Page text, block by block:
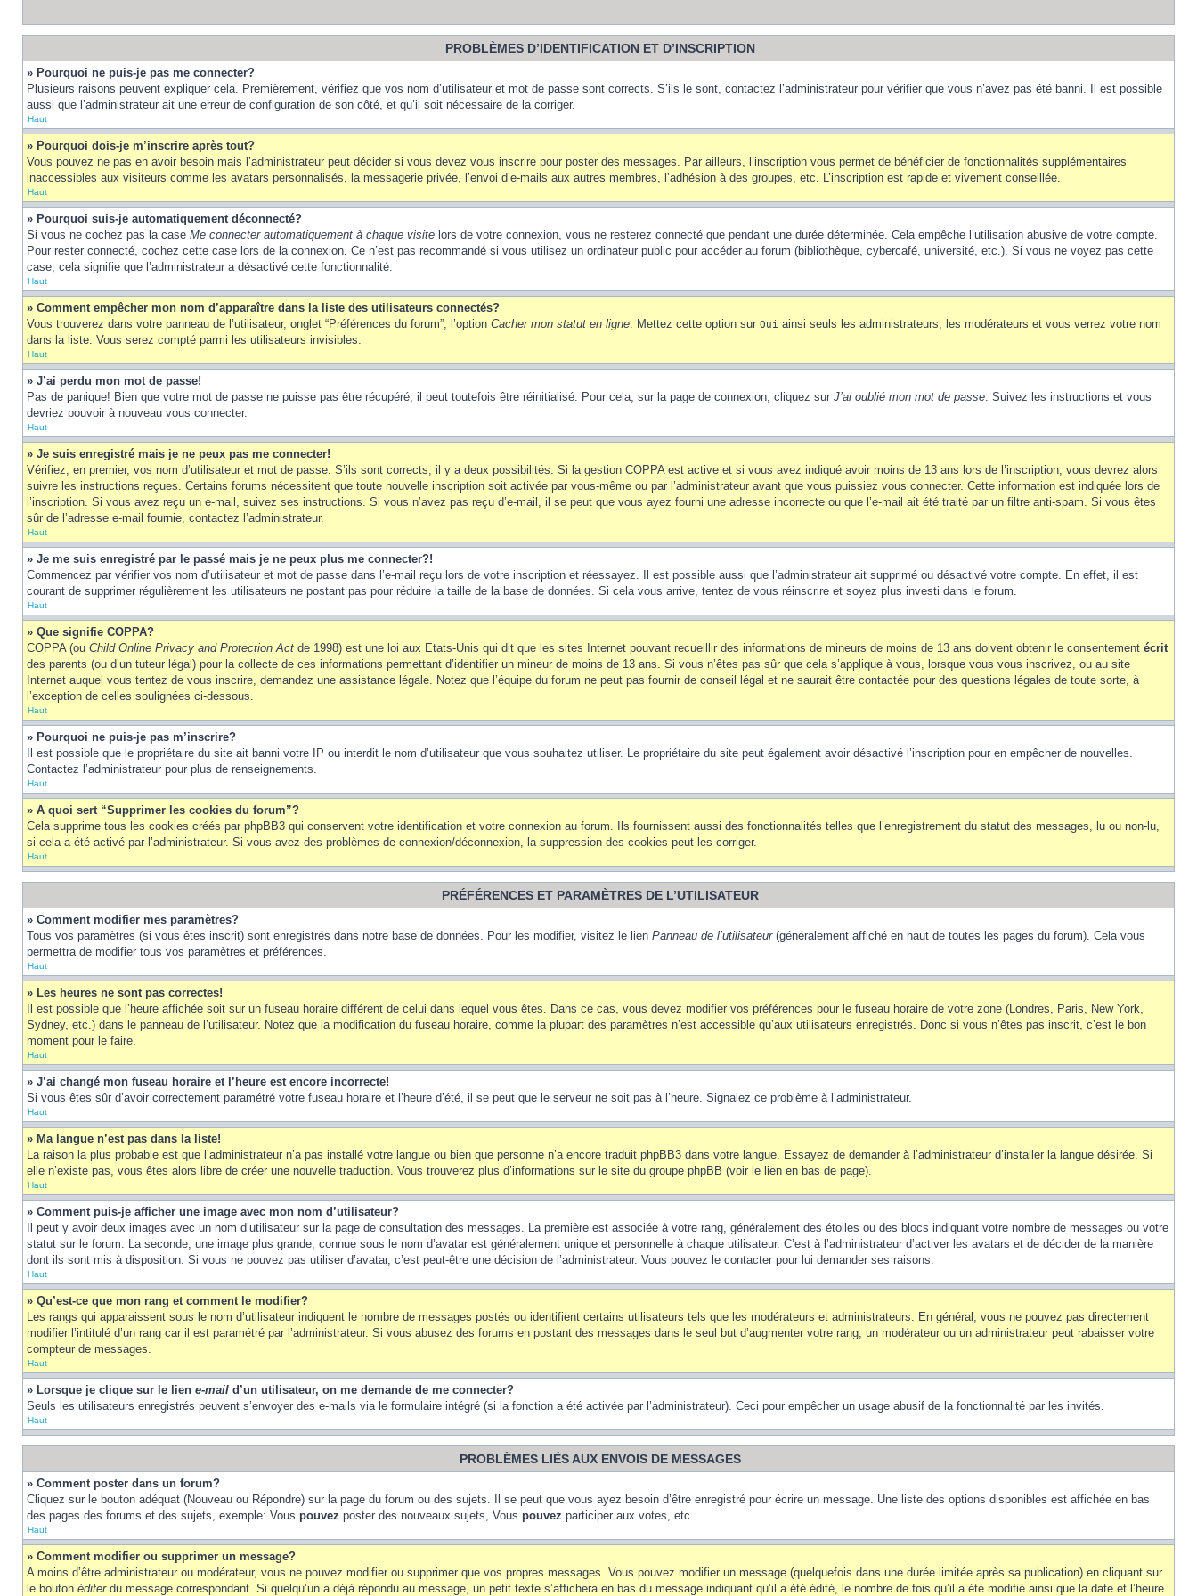
PROBLÈMES D’IDENTIFICATION ET D’INSCRIPTION
» Pourquoi ne puis-je pas me connecter?
Plusieurs raisons peuvent expliquer cela. Premièrement, vérifiez que vos nom d’utilisateur et mot de passe sont corrects. S’ils le sont, contactez l’administrateur pour vérifier que vous n’avez pas été banni. Il est possible
aussi que l’administrateur ait une erreur de configuration de son côté, et qu’il soit nécessaire de la corriger.
Haut
» Pourquoi dois-je m’inscrire après tout?
Vous pouvez ne pas en avoir besoin mais l’administrateur peut décider si vous devez vous inscrire pour poster des messages. Par ailleurs, l’inscription vous permet de bénéficier de fonctionnalités supplémentaires
inaccessibles aux visiteurs comme les avatars personnalisés, la messagerie privée, l’envoi d’e-mails aux autres membres, l’adhésion à des groupes, etc. L’inscription est rapide et vivement conseillée.
Haut
» Pourquoi suis-je automatiquement déconnecté?
Si vous ne cochez pas la case Me connecter automatiquement à chaque visite lors de votre connexion, vous ne resterez connecté que pendant une durée déterminée. Cela empêche l’utilisation abusive de votre compte.
Pour rester connecté, cochez cette case lors de la connexion. Ce n’est pas recommandé si vous utilisez un ordinateur public pour accéder au forum (bibliothèque, cybercafé, université, etc.). Si vous ne voyez pas cette
case, cela signifie que l’administrateur a désactivé cette fonctionnalité.
Haut
» Comment empêcher mon nom d’apparaître dans la liste des utilisateurs connectés?
Vous trouverez dans votre panneau de l’utilisateur, onglet “Préférences du forum”, l’option Cacher mon statut en ligne. Mettez cette option sur Oui ainsi seuls les administrateurs, les modérateurs et vous verrez votre nom
dans la liste. Vous serez compté parmi les utilisateurs invisibles.
Haut
» J’ai perdu mon mot de passe!
Pas de panique! Bien que votre mot de passe ne puisse pas être récupéré, il peut toutefois être réinitialisé. Pour cela, sur la page de connexion, cliquez sur J’ai oublié mon mot de passe. Suivez les instructions et vous
devriez pouvoir à nouveau vous connecter.
Haut
» Je suis enregistré mais je ne peux pas me connecter!
Vérifiez, en premier, vos nom d’utilisateur et mot de passe. S’ils sont corrects, il y a deux possibilités. Si la gestion COPPA est active et si vous avez indiqué avoir moins de 13 ans lors de l’inscription, vous devrez alors
suivre les instructions reçues. Certains forums nécessitent que toute nouvelle inscription soit activée par vous-même ou par l’administrateur avant que vous puissiez vous connecter. Cette information est indiquée lors de
l’inscription. Si vous avez reçu un e-mail, suivez ses instructions. Si vous n’avez pas reçu d’e-mail, il se peut que vous ayez fourni une adresse incorrecte ou que l’e-mail ait été traité par un filtre anti-spam. Si vous êtes
sûr de l’adresse e-mail fournie, contactez l’administrateur.
Haut
» Je me suis enregistré par le passé mais je ne peux plus me connecter?!
Commencez par vérifier vos nom d’utilisateur et mot de passe dans l’e-mail reçu lors de votre inscription et réessayez. Il est possible aussi que l’administrateur ait supprimé ou désactivé votre compte. En effet, il est
courant de supprimer régulièrement les utilisateurs ne postant pas pour réduire la taille de la base de données. Si cela vous arrive, tentez de vous réinscrire et soyez plus investi dans le forum.
Haut
» Que signifie COPPA?
COPPA (ou Child Online Privacy and Protection Act de 1998) est une loi aux Etats-Unis qui dit que les sites Internet pouvant recueillir des informations de mineurs de moins de 13 ans doivent obtenir le consentement écrit
des parents (ou d’un tuteur légal) pour la collecte de ces informations permettant d’identifier un mineur de moins de 13 ans. Si vous n’êtes pas sûr que cela s’applique à vous, lorsque vous vous inscrivez, ou au site
Internet auquel vous tentez de vous inscrire, demandez une assistance légale. Notez que l’équipe du forum ne peut pas fournir de conseil légal et ne saurait être contactée pour des questions légales de toute sorte, à
l’exception de celles soulignées ci-dessous.
Haut
» Pourquoi ne puis-je pas m’inscrire?
Il est possible que le propriétaire du site ait banni votre IP ou interdit le nom d’utilisateur que vous souhaitez utiliser. Le propriétaire du site peut également avoir désactivé l’inscription pour en empêcher de nouvelles.
Contactez l’administrateur pour plus de renseignements.
Haut
» A quoi sert “Supprimer les cookies du forum”?
Cela supprime tous les cookies créés par phpBB3 qui conservent votre identification et votre connexion au forum. Ils fournissent aussi des fonctionnalités telles que l’enregistrement du statut des messages, lu ou non-lu,
si cela a été activé par l’administrateur. Si vous avez des problèmes de connexion/déconnexion, la suppression des cookies peut les corriger.
Haut
PRÉFÉRENCES ET PARAMÈTRES DE L’UTILISATEUR
» Comment modifier mes paramètres?
Tous vos paramètres (si vous êtes inscrit) sont enregistrés dans notre base de données. Pour les modifier, visitez le lien Panneau de l’utilisateur(généralement affiché en haut de toutes les pages du forum). Cela vous
permettra de modifier tous vos paramètres et préférences.
Haut
» Les heures ne sont pas correctes!
Il est possible que l’heure affichée soit sur un fuseau horaire différent de celui dans lequel vous êtes. Dans ce cas, vous devez modifier vos préférences pour le fuseau horaire de votre zone (Londres, Paris, New York,
Sydney, etc.) dans le panneau de l’utilisateur. Notez que la modification du fuseau horaire, comme la plupart des paramètres n’est accessible qu’aux utilisateurs enregistrés. Donc si vous n’êtes pas inscrit, c’est le bon
moment pour le faire.
Haut
» J’ai changé mon fuseau horaire et l’heure est encore incorrecte!
Si vous êtes sûr d’avoir correctement paramétré votre fuseau horaire et l’heure d’été, il se peut que le serveur ne soit pas à l’heure. Signalez ce problème à l’administrateur.
Haut
» Ma langue n’est pas dans la liste!
La raison la plus probable est que l’administrateur n’a pas installé votre langue ou bien que personne n’a encore traduit phpBB3 dans votre langue. Essayez de demander à l’administrateur d’installer la langue désirée. Si
elle n’existe pas, vous êtes alors libre de créer une nouvelle traduction. Vous trouverez plus d’informations sur le site du groupe phpBB (voir le lien en bas de page).
Haut
» Comment puis-je afficher une image avec mon nom d’utilisateur?
Il peut y avoir deux images avec un nom d’utilisateur sur la page de consultation des messages. La première est associée à votre rang, généralement des étoiles ou des blocs indiquant votre nombre de messages ou votre
statut sur le forum. La seconde, une image plus grande, connue sous le nom d’avatar est généralement unique et personnelle à chaque utilisateur. C’est à l’administrateur d’activer les avatars et de décider de la manière
dont ils sont mis à disposition. Si vous ne pouvez pas utiliser d’avatar, c’est peut-être une décision de l’administrateur. Vous pouvez le contacter pour lui demander ses raisons.
Haut
» Qu’est-ce que mon rang et comment le modifier?
Les rangs qui apparaissent sous le nom d’utilisateur indiquent le nombre de messages postés ou identifient certains utilisateurs tels que les modérateurs et administrateurs. En général, vous ne pouvez pas directement
modifier l’intitulé d’un rang car il est paramétré par l’administrateur. Si vous abusez des forums en postant des messages dans le seul but d’augmenter votre rang, un modérateur ou un administrateur peut rabaisser votre
compteur de messages.
Haut
» Lorsque je clique sur le lien e-mail d’un utilisateur, on me demande de me connecter?
Seuls les utilisateurs enregistrés peuvent s’envoyer des e-mails via le formulaire intégré (si la fonction a été activée par l’administrateur). Ceci pour empêcher un usage abusif de la fonctionnalité par les invités.
Haut
PROBLÈMES LIÉS AUX ENVOIS DE MESSAGES
» Comment poster dans un forum?
Cliquez sur le bouton adéquat (Nouveau ou Répondre) sur la page du forum ou des sujets. Il se peut que vous ayez besoin d’être enregistré pour écrire un message. Une liste des options disponibles est affichée en bas
des pages des forums et des sujets, exemple: Vous pouvez poster des nouveaux sujets, Vous pouvez participer aux votes, etc.
Haut
» Comment modifier ou supprimer un message?
A moins d’être administrateur ou modérateur, vous ne pouvez modifier ou supprimer que vos propres messages. Vous pouvez modifier un message (quelquefois dans une durée limitée après sa publication) en cliquant sur
le bouton éditerdu message correspondant. Si quelqu’un a déjà répondu au message, un petit texte s’affichera en bas du message indiquant qu’il a été édité, le nombre de fois qu’il a été modifié ainsi que la date et l’heure